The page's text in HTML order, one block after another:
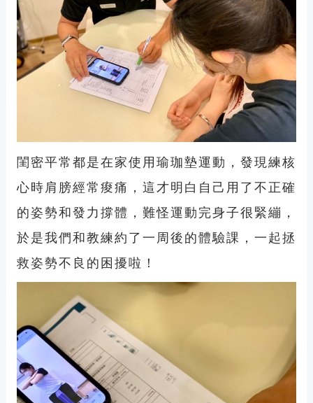
閨密平常都是在家使用瑜珈墊運動，發現練核
心時肩膀經常痠痛，這才明白自己用了不正確
的姿勢和發力撐體，難怪運動完身子很緊繃，
於是我們和教練約了一周後的體驗課，一起拯
救姿勢不良的困擾啦！